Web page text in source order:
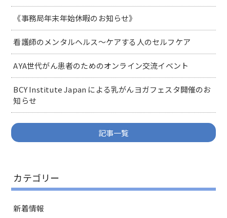
《事務局年末年始休暇のお知らせ》
看護師のメンタルヘルス～ケアする人のセルフケア
AYA世代がん患者のためのオンライン交流イベント
BCY Institute Japan による乳がんヨガフェスタ開催のお
知らせ
記事一覧
カテゴリー
新着情報